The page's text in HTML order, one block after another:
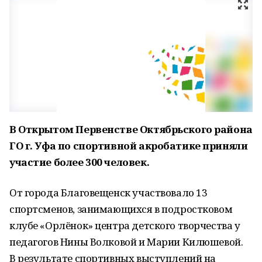
В Открытом Первенстве Октябрьского района
ГО г. Уфа по спортивной акробатике приняли
участие более 300 человек.
От города Благовещенск участвовало 13
спортсменов, занимающихся в подростковом
клубе «Орлёнок» центра детского творчества у
педагогов Нины Волковой и Марии Килюшевой.
В результате спортивных выступлений на